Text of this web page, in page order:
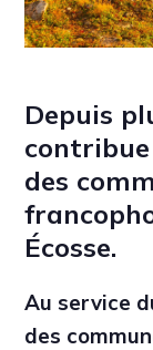
Depuis
des
Écosse.
Au service
des